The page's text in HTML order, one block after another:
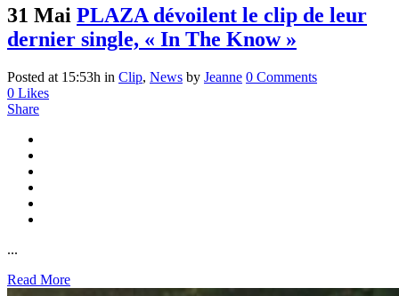
31 Mai PLAZA dévoilent le clip de leur
dernier single, « In The Know »
Posted at 15:53h in Clip, News by Jeanne 0 Comments
0 Likes
Share
...
Read More